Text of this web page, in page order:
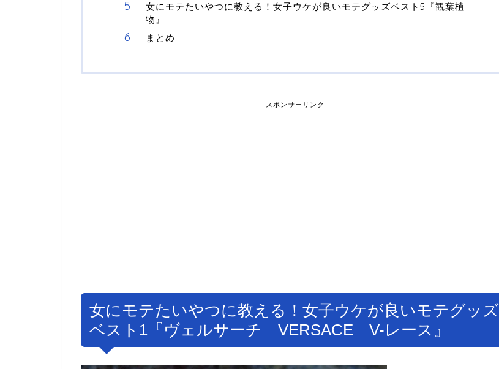
女にモテたいやつに教える！女子ウケが良いモテグッズベスト5『観葉植
物』
まとめ
スポンサーリンク
女にモテたいやつに教える！女子ウケが良いモテグッズ
ベスト1『ヴェルサーチ VERSACE V-レース』